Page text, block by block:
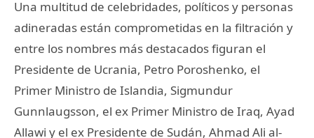
Una multitud de celebridades, políticos y personas
adineradas están comprometidas en la filtración y
entre los nombres más destacados figuran el
Presidente de Ucrania, Petro Poroshenko, el
Primer Ministro de Islandia, Sigmundur
Gunnlaugsson, el ex Primer Ministro de Iraq, Ayad
Allawi y el ex Presidente de Sudán, Ahmad Ali al-